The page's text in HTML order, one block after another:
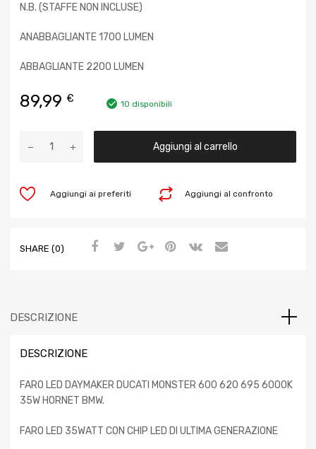
N.B. (STAFFE NON INCLUSE)
ANABBAGLIANTE 1700 LUMEN
ABBAGLIANTE 2200 LUMEN
89,99 € 10 disponibili
Aggiungi al carrello
Aggiungi al confronto
Aggiungi ai preferiti
SHARE (0)
DESCRIZIONE
DESCRIZIONE
FARO LED DAYMAKER DUCATI MONSTER 600 620 695 6000K
35W HORNET BMW.
FARO LED 35WATT CON CHIP LED DI ULTIMA GENERAZIONE